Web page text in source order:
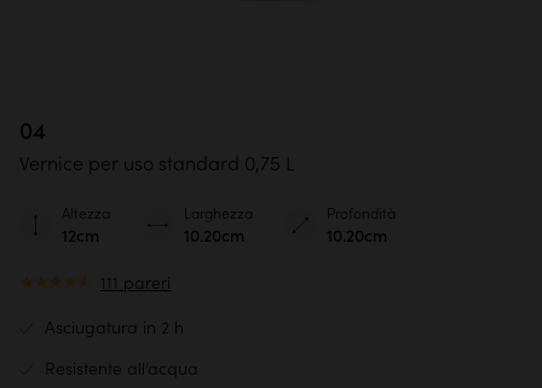
04
Vernice per uso standard 0,75 L
111 pareri
Asciugatura in 2 h
Resistente all’acqua
Altezza
12cm
Larghezza
10.20cm
Profondità
10.20cm